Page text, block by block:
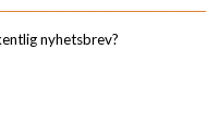
nyhetsbrev?